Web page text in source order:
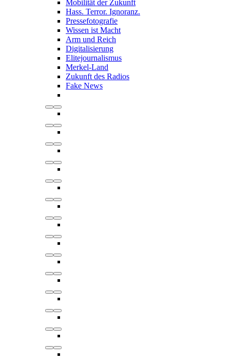
Mobilität der Zukunft
Hass. Terror. Ignoranz.
Pressefotografie
Wissen ist Macht
Arm und Reich
Digitalisierung
Elitejournalismus
Merkel-Land
Zukunft des Radios
Fake News